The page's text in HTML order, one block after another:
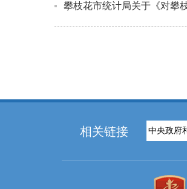
攀枝花市统计局关于《对攀
相关链接